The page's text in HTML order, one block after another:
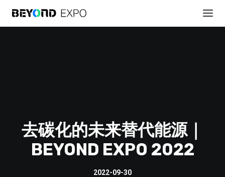
去碳化的未来替代能源｜
BEYOND EXPO 2022
2022-09-30